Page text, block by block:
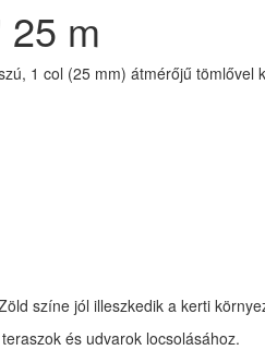
m
1 col (25 mm) átmérőjű
színe jól illeszkedik a kerti
és udvarok locsolásához.